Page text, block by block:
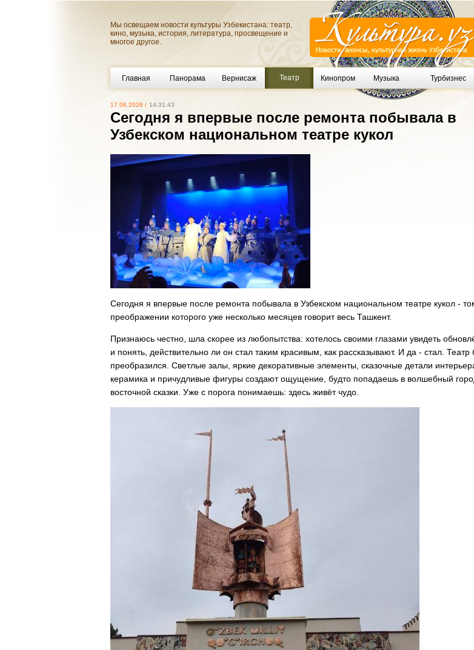
Мы освещаем новости культуры Узбекистана: театр,
кино, музыка, история, литература, просвещение и
многое другое.
Главная Панорама Вернисаж Театр Кинопром Музыка Турбизнес
17.06.2026 / 14:31:43
Сегодня я впервые после ремонта побывала в
Узбекском национальном театре кукол
Сегодня я впервые после ремонта побывала в Узбекском национальном театре кукол -
преображении которого уже несколько месяцев говорит весь Ташкент.
Признаюсь честно, шла скорее из любопытства: хотелось своими глазами увидеть
и понять, действительно ли он стал таким красивым, как рассказывают. И да - стал. Театр
преобразился. Светлые залы, яркие декоративные элементы, сказочные детали
керамика и причудливые фигуры создают ощущение, будто попадаешь в волшебный
восточной сказки. Уже с порога понимаешь: здесь живёт чудо.